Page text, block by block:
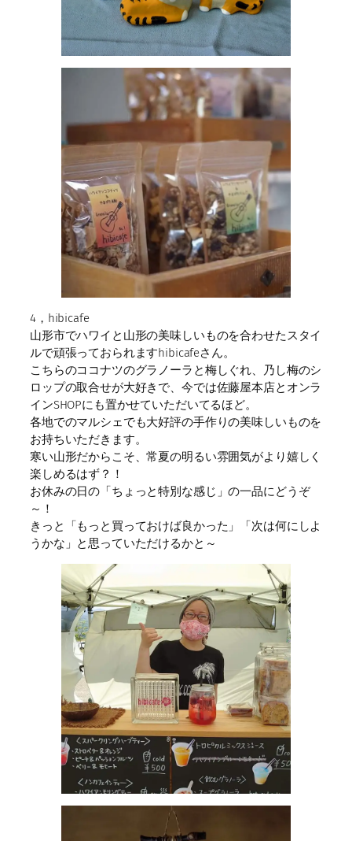
4，hibicafe
山形市でハワイと山形の美味しいものを合わせたスタイ
ルで頑張っておられますhibicafeさん。
こちらのココナツのグラノーラと梅しぐれ、乃し梅のシ
ロップの取合せが大好きで、今では佐藤屋本店とオンラ
インSHOPにも置かせていただいてるほど。
各地でのマルシェでも大好評の手作りの美味しいものを
お持ちいただきます。
寒い山形だからこそ、常夏の明るい雰囲気がより嬉しく
楽しめるはず？！
お休みの日の「ちょっと特別な感じ」の一品にどうぞ
～！
きっと「もっと買っておけば良かった」「次は何にしよ
うかな」と思っていただけるかと～